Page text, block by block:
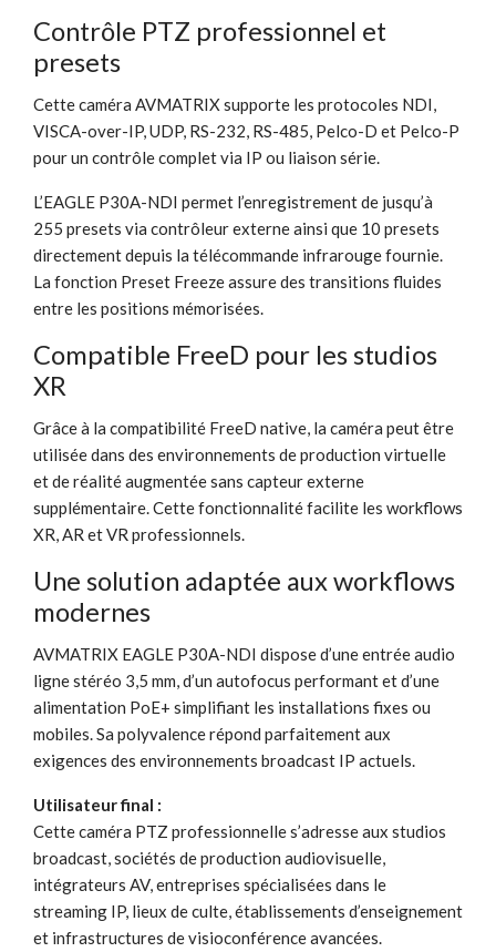
Contrôle PTZ professionnel et
presets
Cette caméra AVMATRIX supporte les protocoles NDI,
VISCA-over-IP, UDP, RS-232, RS-485, Pelco-D et Pelco-P
pour un contrôle complet via IP ou liaison série.
L’EAGLE P30A-NDI permet l’enregistrement de jusqu’à
255 presets via contrôleur externe ainsi que 10 presets
directement depuis la télécommande infrarouge fournie.
La fonction Preset Freeze assure des transitions fluides
entre les positions mémorisées.
Compatible FreeD pour les studios
XR
Grâce à la compatibilité FreeD native, la caméra peut être
utilisée dans des environnements de production virtuelle
et de réalité augmentée sans capteur externe
supplémentaire. Cette fonctionnalité facilite les workflows
XR, AR et VR professionnels.
Une solution adaptée aux workflows
modernes
AVMATRIX EAGLE P30A-NDI dispose d’une entrée audio
ligne stéréo 3,5 mm, d’un autofocus performant et d’une
alimentation PoE+ simplifiant les installations fixes ou
mobiles. Sa polyvalence répond parfaitement aux
exigences des environnements broadcast IP actuels.
Utilisateur final :
Cette caméra PTZ professionnelle s’adresse aux studios
broadcast, sociétés de production audiovisuelle,
intégrateurs AV, entreprises spécialisées dans le
streaming IP, lieux de culte, établissements d’enseignement
et infrastructures de visioconférence avancées.